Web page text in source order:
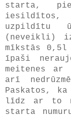
starta,
iesildītos,
uzpildītu
(neveikli)
mīkstās
īpaši
meitenes ar
arī
Paskatos,
līdz ar to
starta